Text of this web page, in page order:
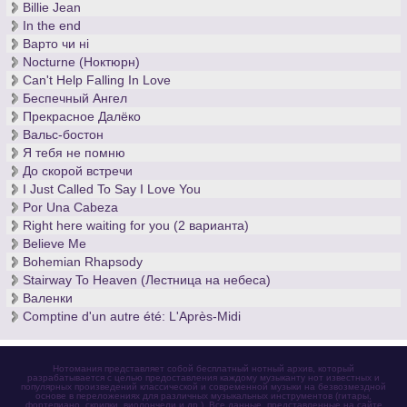
Billie Jean
In the end
Варто чи нi
Nocturne (Ноктюрн)
Can't Help Falling In Love
Беспечный Ангел
Прекрасное Далёко
Вальс-бостон
Я тебя не помню
До скорой встречи
I Just Called To Say I Love You
Por Una Cabeza
Right here waiting for you (2 варианта)
Believe Me
Bohemian Rhapsody
Stairway To Heaven (Лестница на небеса)
Валенки
Comptine d'un autre été: L'Après-Midi
Нотомания представляет собой бесплатный нотный архив, который
разрабатывается с целью предоставления каждому музыканту нот известных и
популярных произведений классической и современной музыки на безвозмездной
основе в переложениях для различных музыкальных инструментов (гитары,
фортепиано, скрипки, виолончели и др.). Все данные, представленные на сайте